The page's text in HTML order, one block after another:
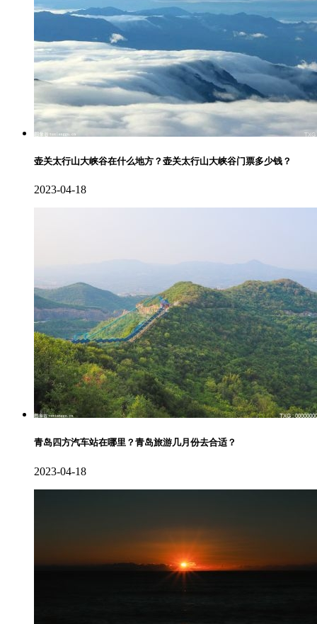
壶关太行山大峡谷在什么地方？壶关太行山大峡谷门票多少钱？
2023-04-18
青岛四方汽车站在哪里？青岛旅游几月份去合适？
2023-04-18